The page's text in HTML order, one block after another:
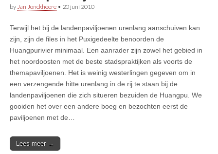
by Jan Jonckheere • 20 juni 2010
Terwijl het bij de landenpaviljoenen urenlang aanschuiven kan
zijn, zijn de files in het Puxigedeelte benoorden de
Huangpurivier minimaal. Een aanrader zijn zowel het gebied in
het noordoosten met de beste stadspraktijken als voorts de
themapaviljoenen. Het is weinig westerlingen gegeven om in
een verzengende hitte urenlang in de rij te staan bij de
landenpaviljoenen die zich situeren bezuiden de Huangpu. We
gooiden het over een andere boeg en bezochten eerst de
paviljoenen met de…
Lees meer →